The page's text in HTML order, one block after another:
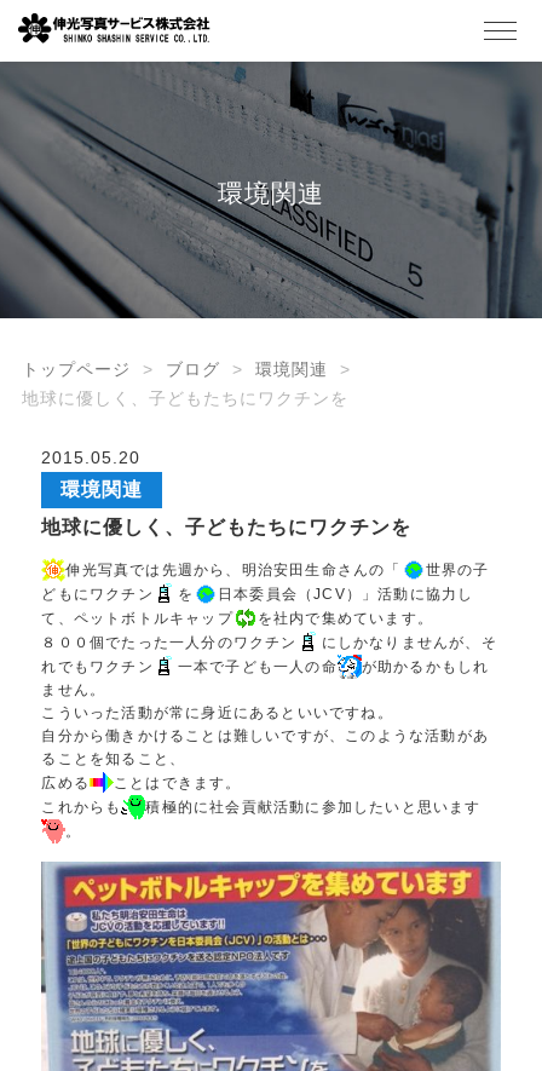
環境関連
トップページ ブログ
環境関連
地球に優しく、子どもたちにワクチンを
2015.05.20
環境関連
地球に優しく、子どもたちにワクチンを
伸光写真では先週から、明治安田生命さんの「
世界の子
どもにワクチン
を
日本委員会（JCV）」活動に協力し
て、ペットボトルキャップ
を社内で集めています。
８００個でたった一人分のワクチン
にしかなりませんが、そ
れでもワクチン
一本で子ども一人の命
が助かるかもしれ
ません。
こういった活動が常に身近にあるといいですね。
自分から働きかけることは難しいですが、このような活動があ
ることを知ること、
広める
ことはできます。
これからも
積極的に社会貢献活動に参加したいと思います
。